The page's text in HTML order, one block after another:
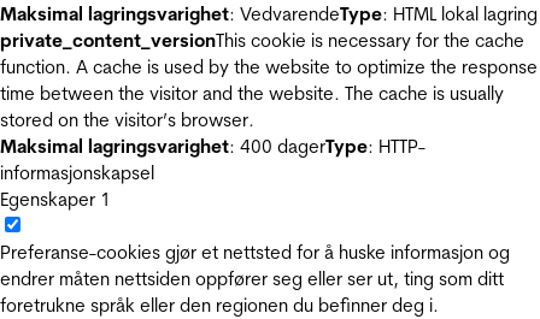
Maksimal lagringsvarighet: VedvarendeType: HTML lokal lagring
private_content_versionThis cookie is necessary for the cache
function. A cache is used by the website to optimize the response
time between the visitor and the website. The cache is usually
stored on the visitor’s browser.
Maksimal lagringsvarighet: 400 dagerType: HTTP-
informasjonskapsel
Egenskaper 1
Preferanse-cookies gjør et nettsted for å huske informasjon og
endrer måten nettsiden oppfører seg eller ser ut, ting som ditt
foretrukne språk eller den regionen du befinner deg i.